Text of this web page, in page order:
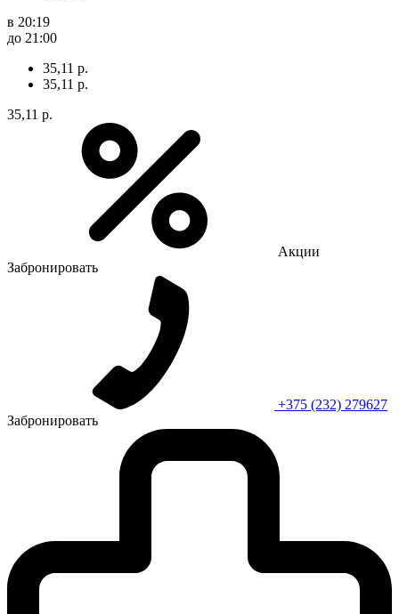
в 20:19
до 21:00
35,11 р.
35,11 р.
35,11 р.
Акции
Забронировать
+375 (232) 279627
Забронировать